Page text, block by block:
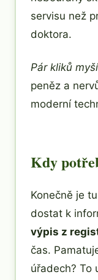
servisu než
doktora.
Pár kliků myší
peněz a
moderní
Kdy
Konečně je
dostat k
výpis z
čas.
úřadech? To